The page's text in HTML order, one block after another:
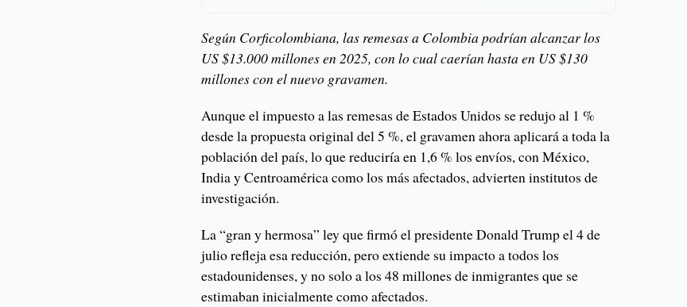
Según Corficolombiana, las remesas a Colombia podrían alcanzar los
US $13.000 millones en 2025, con lo cual caerían hasta en US $130
millones con el nuevo gravamen.
Aunque el impuesto a las remesas de Estados Unidos se redujo al 1 %
desde la propuesta original del 5 %, el gravamen ahora aplicará a toda la
población del país, lo que reduciría en 1,6 % los envíos, con México,
India y Centroamérica como los más afectados, advierten institutos de
investigación.
La “gran y hermosa” ley que firmó el presidente Donald Trump el 4 de
julio refleja esa reducción, pero extiende su impacto a todos los
estadounidenses, y no solo a los 48 millones de inmigrantes que se
estimaban inicialmente como afectados.